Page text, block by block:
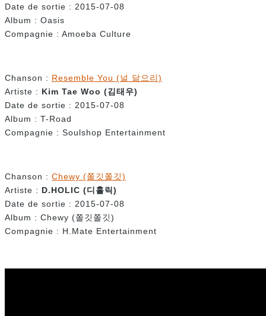
Date de sortie : 2015-07-08
Album : Oasis
Compagnie : Amoeba Culture
Chanson : Resemble You (널 닮으리)
Artiste : Kim Tae Woo (김태우)
Date de sortie : 2015-07-08
Album : T-Road
Compagnie : Soulshop Entertainment
Chanson : Chewy (쫄깃쫄깃)
Artiste : D.HOLIC (디홀릭)
Date de sortie : 2015-07-08
Album : Chewy (쫄깃쫄깃)
Compagnie : H.Mate Entertainment